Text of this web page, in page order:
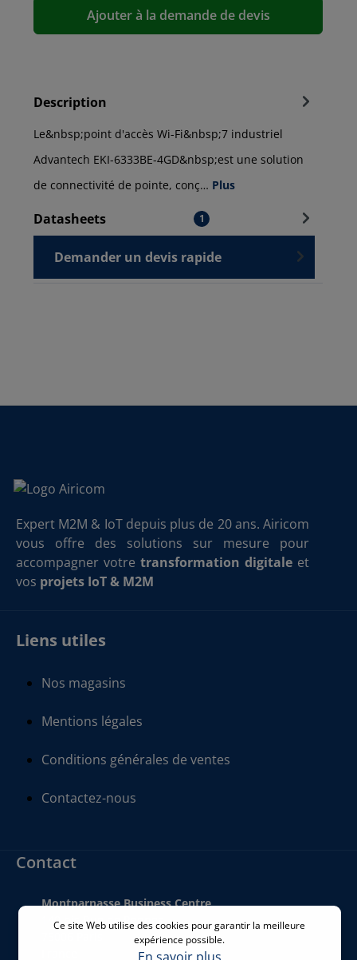
Ajouter à la demande de devis
Description
Le&nbsp;point d'accès Wi-Fi&nbsp;7 industriel
Advantech EKI-6333BE-4GD&nbsp;est une solution
de connectivité de pointe, conç… Plus
Datasheets 1
Demander un devis rapide
Expert M2M & IoT depuis plus de 20 ans. Airicom
vous offre des solutions sur mesure pour
accompagner votre transformation digitale et
vos projets IoT & M2M
Liens utiles
Nos magasins
Mentions légales
Conditions générales de ventes
Contactez-nous
Contact
Montparnasse Business Centre
140 bis Rue de Rennes
Ce site Web utilise des cookies pour garantir la meilleure
expérience possible.